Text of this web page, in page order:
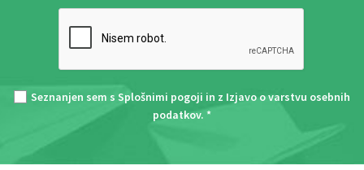
Seznanjen sem s Splošnimi pogoji in z Izjavo o varstvu osebnih
podatkov. *